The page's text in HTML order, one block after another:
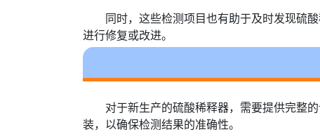
同时，这些检测项目也有助于及时发现硫
进行修复或改进。
对于新生产的硫酸稀释器，需要提供完整
装，以确保检测结果的准确性。